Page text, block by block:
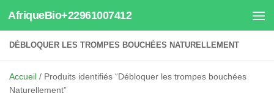
Au dessous du contenu
AfriqueBio+22961007412
DÉBLOQUER LES TROMPES BOUCHÉES NATURELLEMENT
Accueil / Produits identifiés “Débloquer les trompes bouchées
Naturellement”